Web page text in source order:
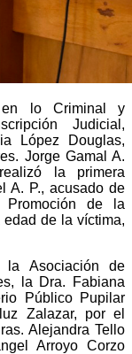
en lo Criminal y
Judicial,
López Douglas,
Jorge Gamal A.
la primera
A. P., acusado de
de la
de la víctima,
Asociación de
la Dra. Fabiana
Público Pupilar
Zalazar, por el
Alejandra Tello
Arroyo Corzo